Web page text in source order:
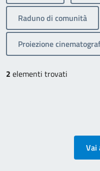
Raduno di comunità
Proiezione
2 elementi trovati
Vai